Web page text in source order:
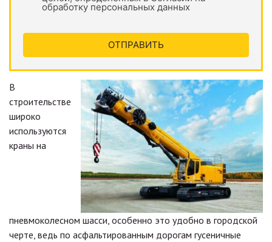
обработку персональных данных
ОТПРАВИТЬ
В
строительстве
широко
используются
краны на
пневмоколесном шасси, особенно это удобно в городской
черте, ведь по асфальтированным дорогам гусеничные